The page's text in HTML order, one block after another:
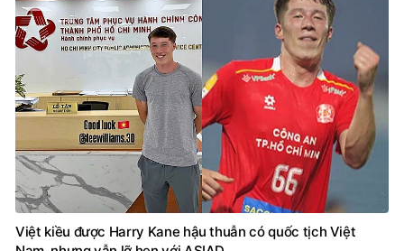
Việt kiều được Harry Kane hậu thuẫn có quốc tịch Việt